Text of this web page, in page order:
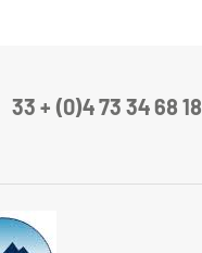
33 + (0)4 73 34 68 18